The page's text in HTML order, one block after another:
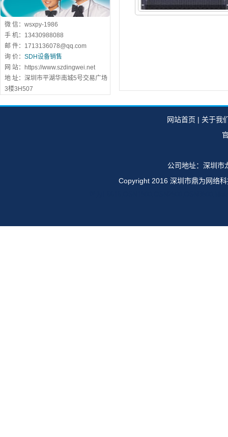
微 信：wsxpy-1986
手 机：13430988088
邮 件：1713136078@qq.com
询 价： SDH设备销售
网 站：https://www.szdingwei.net
地 址：深圳市平湖华南城5号交易广场
3楼3H507
网站首页 | 关于我
公司地址：深圳市
Copyright 2016 深圳市鼎为网络